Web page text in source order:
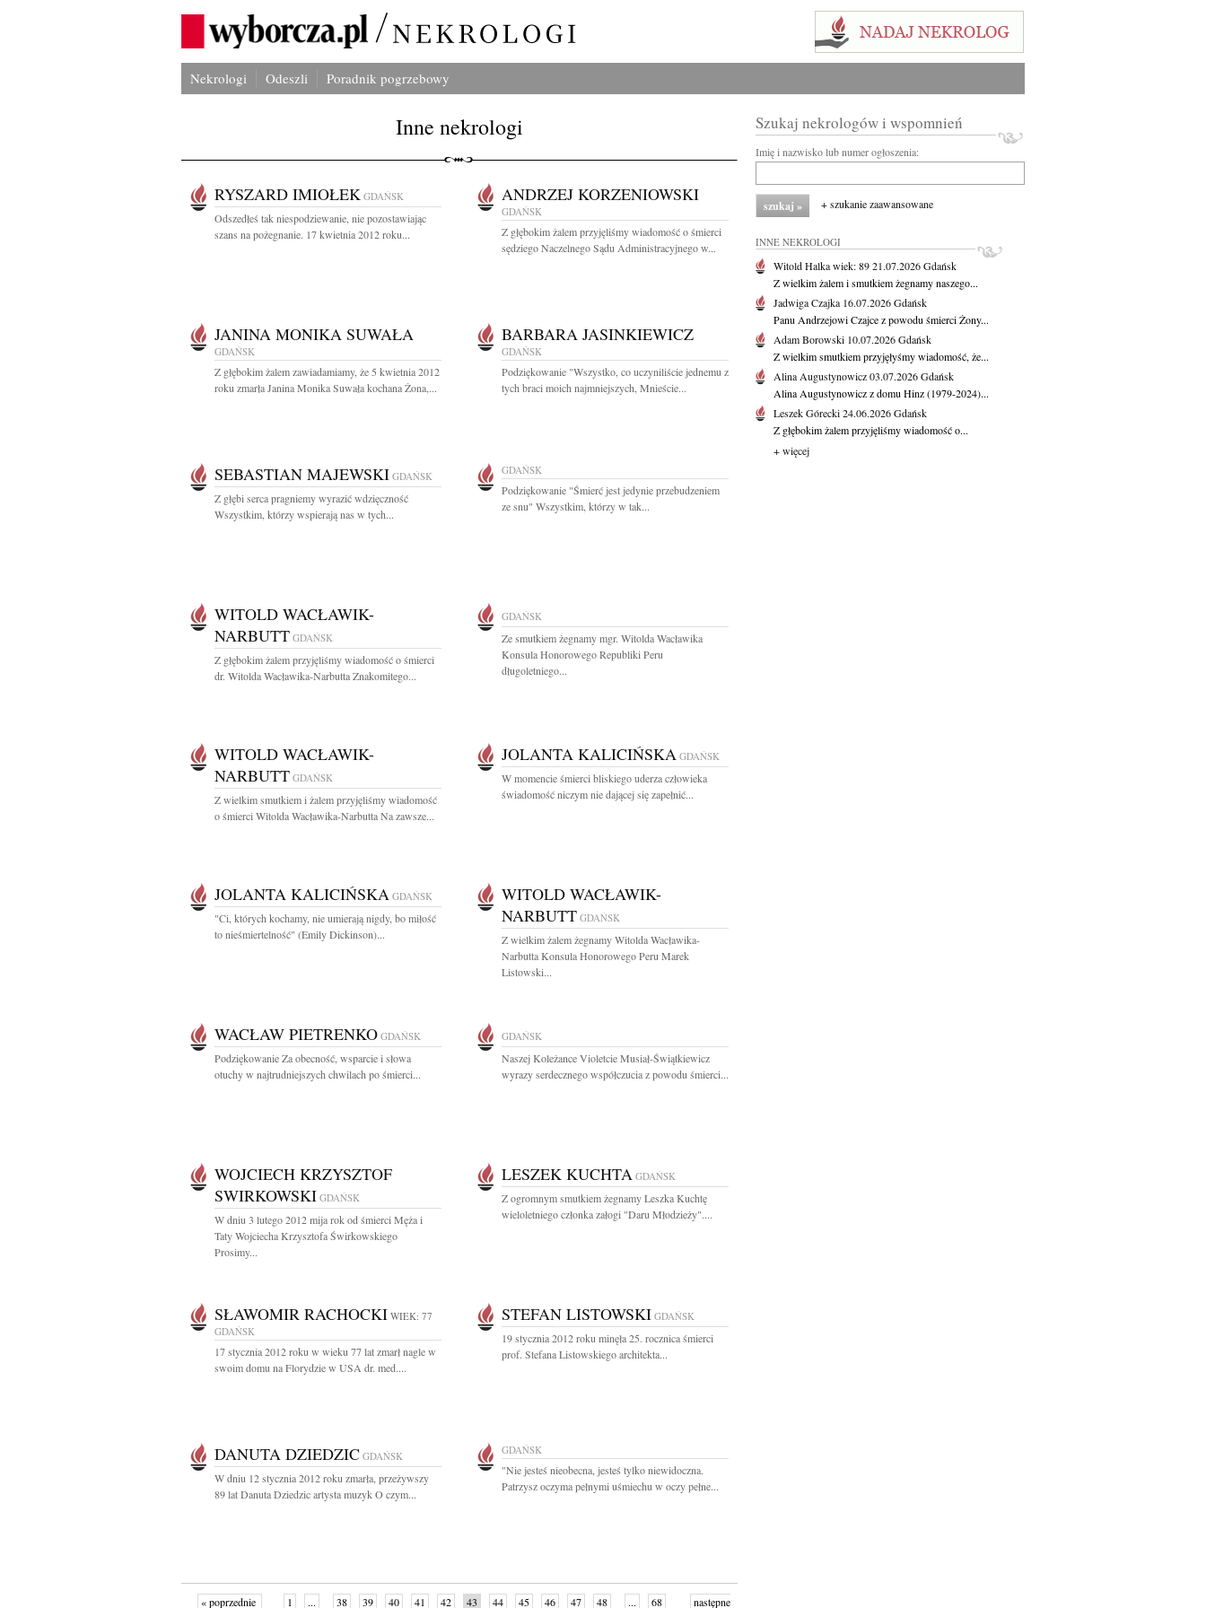
Nekrologi Odeszli Poradnik pogrzebowy
Inne nekrologi
RYSZARD IMIOŁEK GDAŃSK
Odszedłeś tak niespodziewanie, nie pozostawiając
szans na pożegnanie. 17 kwietnia 2012 roku...
ANDRZEJ KORZENIOWSKI
GDAŃSK
Z głębokim żalem przyjęliśmy wiadomość o śmierci
sędziego Naczelnego Sądu Administracyjnego w...
JANINA MONIKA SUWAŁA
GDAŃSK
Z głębokim żalem zawiadamiamy, że 5 kwietnia 2012
roku zmarła Janina Monika Suwała kochana Żona,...
BARBARA JASINKIEWICZ
GDAŃSK
Podziękowanie "Wszystko, co uczyniliście jednemu z
tych braci moich najmniejszych, Mnieście...
SEBASTIAN MAJEWSKI GDAŃSK
Z głębi serca pragniemy wyrazić wdzięczność
Wszystkim, którzy wspierają nas w tych...
GDAŃSK
Podziękowanie "Śmierć jest jedynie przebudzeniem
ze snu" Wszystkim, którzy w tak...
WITOLD WACŁAWIK-
NARBUTT GDAŃSK
Z głębokim żalem przyjęliśmy wiadomość o śmierci
dr. Witolda Wacławika-Narbutta Znakomitego...
GDAŃSK
Ze smutkiem żegnamy mgr. Witolda Wacławika
Konsula Honorowego Republiki Peru
długoletniego...
WITOLD WACŁAWIK-
NARBUTT GDAŃSK
Z wielkim smutkiem i żalem przyjęliśmy wiadomość
o śmierci Witolda Wacławika-Narbutta Na zawsze...
JOLANTA KALICIŃSKA GDAŃSK
W momencie śmierci bliskiego uderza człowieka
świadomość niczym nie dającej się zapełnić...
JOLANTA KALICIŃSKA GDAŃSK
"Ci, których kochamy, nie umierają nigdy, bo miłość
to nieśmiertelność" (Emily Dickinson)...
WITOLD WACŁAWIK-
NARBUTT GDAŃSK
Z wielkim żalem żegnamy Witolda Wacławika-
Narbutta Konsula Honorowego Peru Marek
Listowski...
WACŁAW PIETRENKO GDAŃSK
Podziękowanie Za obecność, wsparcie i słowa
otuchy w najtrudniejszych chwilach po śmierci...
GDAŃSK
Naszej Koleżance Violetcie Musiał-Świątkiewicz
wyrazy serdecznego współczucia z powodu śmierci...
WOJCIECH KRZYSZTOF
SWIRKOWSKI GDAŃSK
W dniu 3 lutego 2012 mija rok od śmierci Męża i
Taty Wojciecha Krzysztofa Świrkowskiego
Prosimy...
LESZEK KUCHTA GDAŃSK
Z ogromnym smutkiem żegnamy Leszka Kuchtę
wieloletniego członka załogi "Daru Młodzieży"....
SŁAWOMIR RACHOCKI WIEK: 77
GDAŃSK
17 stycznia 2012 roku w wieku 77 lat zmarł nagle w
swoim domu na Florydzie w USA dr. med....
STEFAN LISTOWSKI GDAŃSK
19 stycznia 2012 roku minęła 25. rocznica śmierci
prof. Stefana Listowskiego architekta...
DANUTA DZIEDZIC GDAŃSK
W dniu 12 stycznia 2012 roku zmarła, przeżywszy
89 lat Danuta Dziedzic artysta muzyk O czym...
GDAŃSK
"Nie jesteś nieobecna, jesteś tylko niewidoczna.
Patrzysz oczyma pełnymi uśmiechu w oczy pełne...
« poprzednie 1 ... 38 39 40 41 42 43 44 45 46 47 48 ... 68 następne
Szukaj nekrologów i wspomnień
Imię i nazwisko lub numer ogłoszenia:
+ szukanie zaawansowane
INNE NEKROLOGI
Witold Halkawiek: 8921.07.2026Gdańsk
Z wielkim żalem i smutkiem żegnamy naszego...
Jadwiga Czajka 16.07.2026Gdańsk
Panu Andrzejowi Czajce z powodu śmierci Żony...
Adam Borowski 10.07.2026Gdańsk
Z wielkim smutkiem przyjęłyśmy wiadomość, że...
Alina Augustynowicz03.07.2026Gdańsk
Alina Augustynowicz z domu Hinz (1979-2024)...
Leszek Górecki24.06.2026Gdańsk
Z głębokim żalem przyjęliśmy wiadomość o...
+ więcej